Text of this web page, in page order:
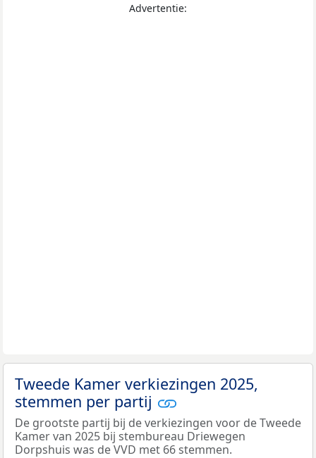
Advertentie:
Tweede Kamer verkiezingen 2025,
stemmen per partij
De grootste partij bij de verkiezingen voor de Tweede
Kamer van 2025 bij stembureau Driewegen
Dorpshuis was de VVD met 66 stemmen.